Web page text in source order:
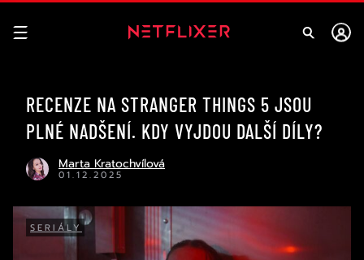
RECENZE NA STRANGER THINGS 5 JSOU
PLNÉ NADŠENÍ. KDY VYJDOU DALŠÍ DÍLY?
Marta Kratochvílová
01.12.2025
SERIÁLY